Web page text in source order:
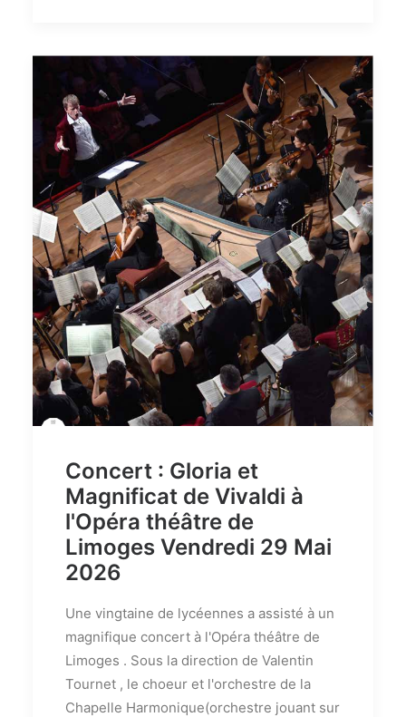
Concert : Gloria et
Magnificat de Vivaldi à
l'Opéra théâtre de
Limoges Vendredi 29 Mai
2026
Une vingtaine de lycéennes a assisté à un
magnifique concert à l'Opéra théâtre de
Limoges . Sous la direction de Valentin
Tournet , le choeur et l'orchestre de la
Chapelle Harmonique(orchestre jouant sur